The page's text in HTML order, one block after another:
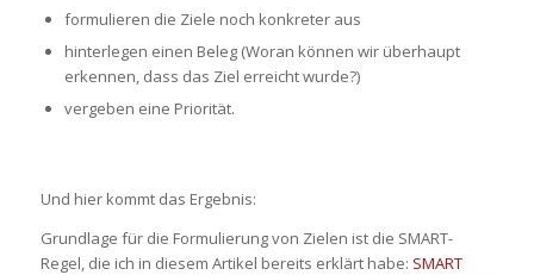
formulieren die Ziele noch konkreter aus
hinterlegen einen Beleg (Woran können wir überhaupt
erkennen, dass das Ziel erreicht wurde?)
vergeben eine Priorität.
Und hier kommt das Ergebnis:
Grundlage für die Formulierung von Zielen ist die SMART-
Regel, die ich in diesem Artikel bereits erklärt habe: SMART